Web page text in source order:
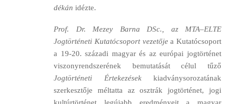
dékán idézte.
Prof. Dr. Mezey Barna DSc.,
az MTA–ELTE
Jogtörténeti Kutatócsoport vezetőjea Kutatócsoport
a 19-20. századi magyar és az európai jogtörténet
viszonyrendszerének bemutatását célul tűző
Jogtörténeti Értekezésekkiadványsorozatának
szerkesztője méltatta az osztrák jogtörténet, jogi